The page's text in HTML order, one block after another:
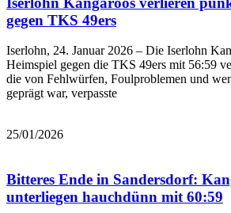
gegen TKS 49ers
Iserlohn, 24. Januar 2026 – Die Iserlohn
Heimspiel gegen die TKS 49ers mit 56:59
die von Fehlwürfen, Foulproblemen und
geprägt war, verpasste
25/01/2026
Bitteres Ende in Sandersdorf:
unterliegen hauchdünn mit 60:59